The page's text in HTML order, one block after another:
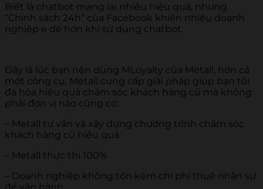
Biết là chatbot mang lại nhiều hiệu quả, nhưng
“Chính sách 24h” của Facebook khiến nhiều doanh
nghiệp e dè hơn khi sử dụng chatbot.
Đây là lúc bạn nên dùng MLoyalty của Metall, hơn cả
một công cụ, Metall cung cấp giải pháp giúp bạn tối
đa hóa hiệu quả chăm sóc khách hàng cũ mà không
phải đơn vị nào cũng có:
– Metall tư vấn và xây dựng chương trình chăm sóc
khách hàng cũ hiệu quả
– Metall thực thi 100%
– Doanh nghiệp không tốn kém chi phí thuê nhân sự
để vận hành